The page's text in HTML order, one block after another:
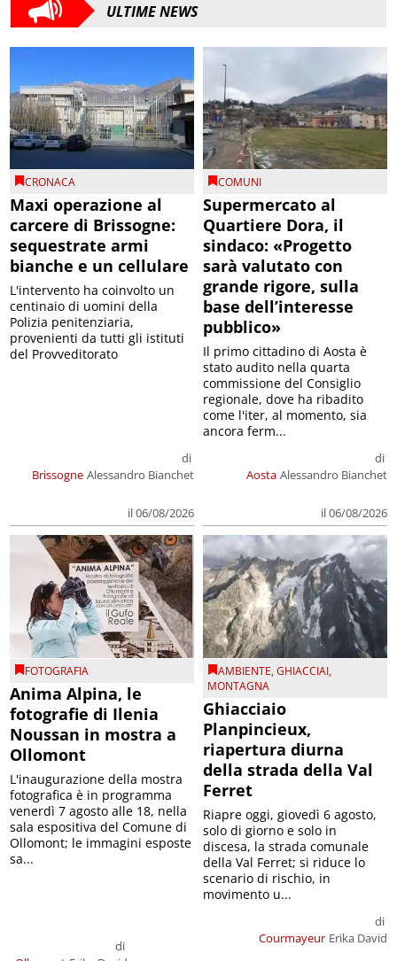
ULTIME NEWS
CRONACA
Maxi operazione al
carcere di Brissogne:
sequestrate armi
bianche e un cellulare
Brissogne
di
Alessandro Bianchet
il 06/08/2026
L'intervento ha coinvolto un
centinaio di uomini della
Polizia penitenziaria,
provenienti da tutti gli istituti
del Provveditorato
COMUNI
Supermercato al
Quartiere Dora, il
sindaco: «Progetto
sarà valutato con
grande rigore, sulla
base dell’interesse
pubblico»
Aosta
di
Alessandro Bianchet
il 06/08/2026
Il primo cittadino di Aosta è
stato audito nella quarta
commissione del Consiglio
regionale, dove ha ribadito
come l'iter, al momento, sia
ancora ferm...
FOTOGRAFIA
Anima Alpina, le
fotografie di Ilenia
Noussan in mostra a
Ollomont
di
L'inaugurazione della mostra
fotografica è in programma
venerdì 7 agosto alle 18, nella
sala espositiva del Comune di
Ollomont; le immagini esposte
sa...
AMBIENTE,GHIACCIAI,
MONTAGNA
Ghiacciaio
Planpincieux,
riapertura diurna
della strada della Val
Ferret
Courmayeur
di
Erika David
Riapre oggi, giovedì 6 agosto,
solo di giorno e solo in
discesa, la strada comunale
della Val Ferret; si riduce lo
scenario di rischio, in
movimento u...